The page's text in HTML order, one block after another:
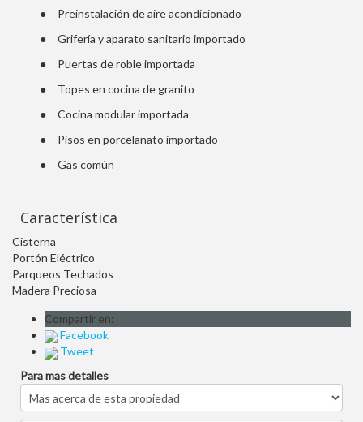
● Preinstalación de aire acondicionado
● Grifería y aparato sanitario importado
● Puertas de roble importada
● Topes en cocina de granito
● Cocina modular importada
● Pisos en porcelanato importado
● Gas común
Característica
Cisterna
Portón Eléctrico
Parqueos Techados
Madera Preciosa
Compartir en:
Facebook
Tweet
Para mas detalles